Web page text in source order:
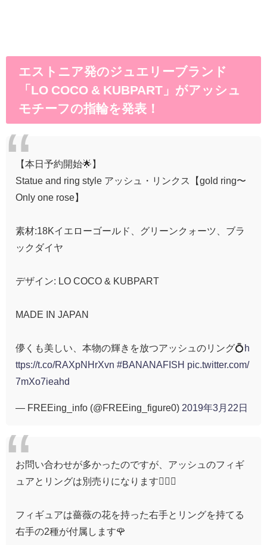
エストニア発のジュエリーブランド
「LO COCO & KUBPART」がアッシュ
モチーフの指輪を発表！
【本日予約開始🌟】
Statue and ring style アッシュ・リンクス【gold ring〜
Only one rose】
素材:18Kイエローゴールド、グリーンクォーツ、ブラ
ックダイヤ
デザイン: LO COCO & KUBPART
MADE IN JAPAN
儚くも美しい、本物の輝きを放つアッシュのリング💍 h
ttps://t.co/RAXpNHrXvn #BANANAFISH pic.twitter.com/
7mXo7ieahd
— FREEing_info (@FREEing_figure0) 2019年3月22日
お問い合わせが多かったのですが、アッシュのフィギ
ュアとリングは別売りになります🙇🏻‍♀️
フィギュアは薔薇の花を持った右手とリングを持てる
右手の2種が付属します🌹